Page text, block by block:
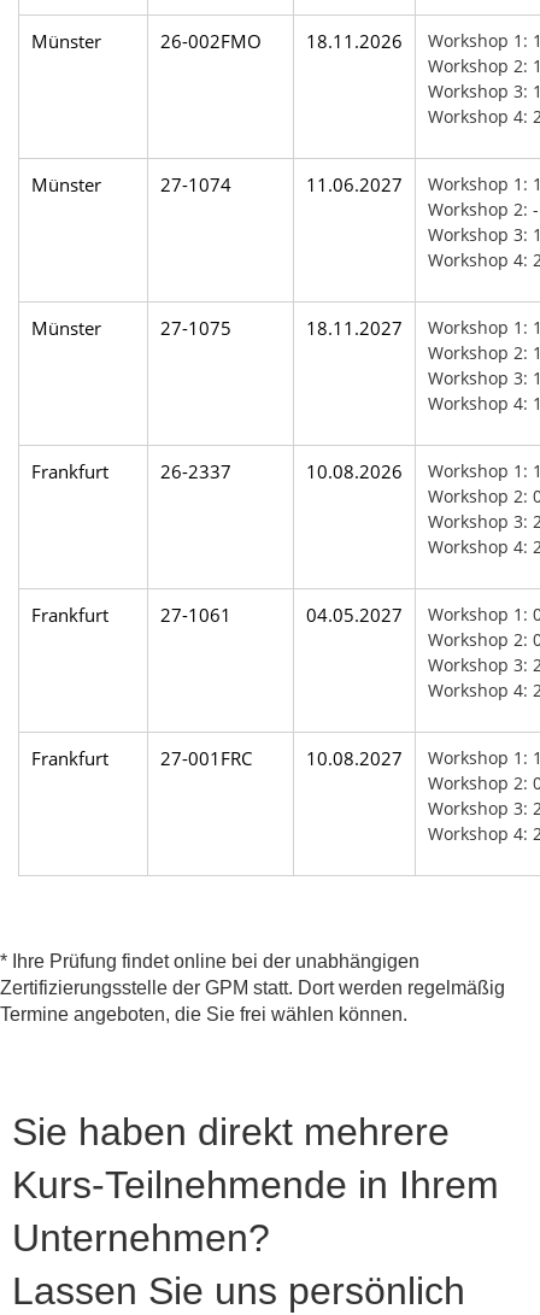
Münster 26-002FMO 18.11.2026
Workshop 1:
Workshop 2:
Workshop 3:
Workshop 4:
Münster 27-1074 11.06.2027
Workshop 1:
Workshop 2:
Workshop 3:
Workshop 4:
Münster 27-1075 18.11.2027
Workshop 1:
Workshop 2:
Workshop 3:
Workshop 4:
Frankfurt 26-2337 10.08.2026
Workshop 1:
Workshop 2:
Workshop 3:
Workshop 4:
Frankfurt 27-1061 04.05.2027
Workshop 1:
Workshop 2:
Workshop 3:
Workshop 4:
Frankfurt 27-001FRC 10.08.2027
Workshop 1:
Workshop 2:
Workshop 3:
Workshop 4:
* Ihre Prüfung findet online bei der unabhängigen
Zertifizierungsstelle der GPM statt. Dort werden regelmäßig
Termine angeboten, die Sie frei wählen können.
Sie haben direkt mehrere
Kurs-Teilnehmende in Ihrem
Unternehmen?
Lassen Sie uns persönlich